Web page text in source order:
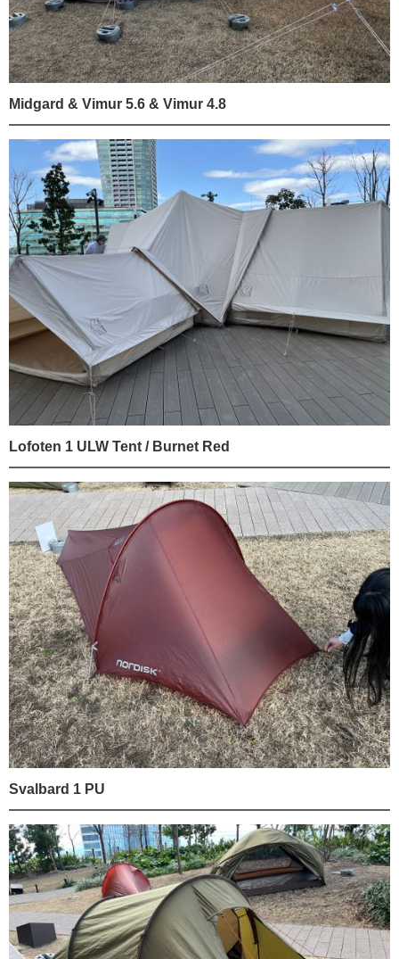
Midgard & Vimur 5.6 & Vimur 4.8
Lofoten 1 ULW Tent / Burnet Red
Svalbard 1 PU